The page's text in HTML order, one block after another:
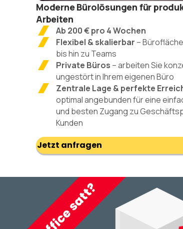
Moderne Bürolösungen für
Arbeiten
Ab 200 € pro 4 Wochen
Flexibel & skalierbar –
bis hin zu Teams
Private Büros – arbeiten Sie
ungestört in Ihrem eigenen Büro
Zentrale Lage & perfekte
optimal angebunden für eine
und besten Zugang zu
Kunden
Jetzt anfragen